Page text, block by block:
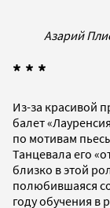
Азарий
* * *
Из-за красивой
балет
по мотивам
Танцевала его
близко в этой
полюбившаяся
году обучения в